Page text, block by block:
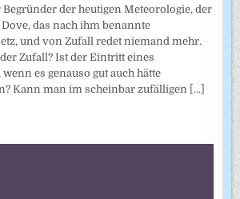
der heutigen Meteorologie, der
das nach ihm benannte
und von Zufall redet niemand mehr.
Zufall? Ist der Eintritt eines
es genauso gut auch hätte
Kann man im scheinbar zufälligen [...]